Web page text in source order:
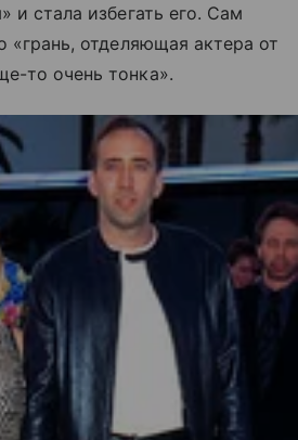
и стала избегать его. Сам
«грань, отделяющая актера от
то очень тонка».